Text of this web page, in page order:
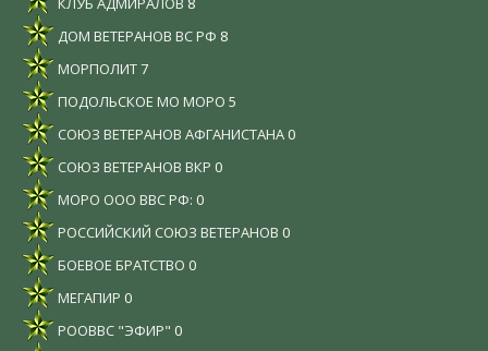
ДОМ ВЕТЕРАНОВ ВС РФ 8
МОРПОЛИТ7
ПОДОЛЬСКОЕ МО МОРО 5
СОЮЗ ВЕТЕРАНОВ АФГАНИСТАНА 0
СОЮЗ ВЕТЕРАНОВ ВКР 0
МОРО ООО ВВС РФ: 0
РОССИЙСКИЙ СОЮЗ ВЕТЕРАНОВ 0
БОЕВОЕ БРАТСТВО 0
МЕГАПИР 0
РООВВС "ЭФИР" 0